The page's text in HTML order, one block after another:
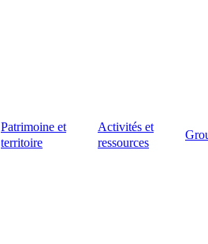
Patrimoine et
territoire
Activités et
ressources